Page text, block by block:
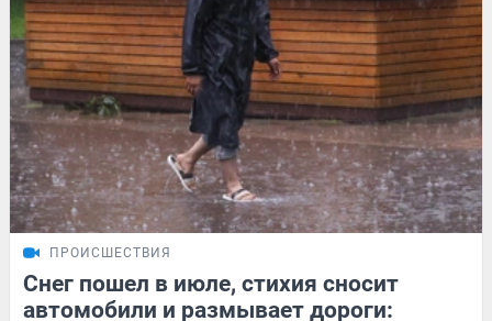
ПРОИСШЕСТВИЯ
Снег пошел в июле, стихия сносит
автомобили и размывает дороги: